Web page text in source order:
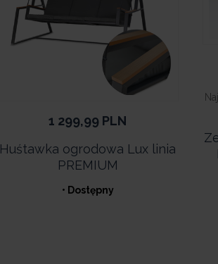
1 299,99 PLN
Huśtawka ogrodowa Lux linia
PREMIUM
• Dostępny